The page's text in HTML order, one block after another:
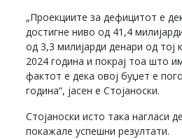
„Проекциите за дефицитот е
достигне ниво од 41,4
од 3,3 милијарди денари од тој
2024 година и покрај тоа што
фактот е дека овој буџет е
година“, јасен е Стојаноски.
Стојаноски исто така нагласи
покажале успешни резултати.